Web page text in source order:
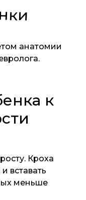
анатомии
к
Кроха
вставать
меньше